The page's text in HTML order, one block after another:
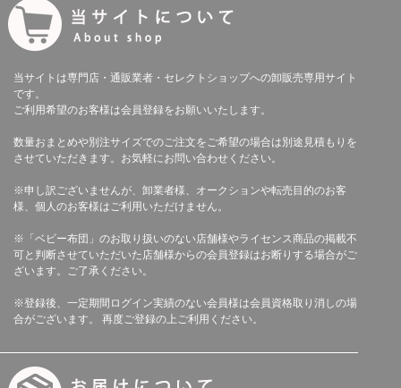
当サイトは専門店・通販業者・セレクトショップへの卸販売専用サイト
です。
ご利用希望のお客様は会員登録をお願いいたします。
数量おまとめや別注サイズでのご注文をご希望の場合は別途見積もりを
させていただきます。お気軽にお問い合わせください。
※申し訳ございませんが、卸業者様、オークションや転売目的のお客
様、個人のお客様はご利用いただけません。
※「ベビー布団」のお取り扱いのない店舗様やライセンス商品の掲載不
可と判断させていただいた店舗様からの会員登録はお断りする場合がご
ざいます。ご了承ください。
※登録後、一定期間ログイン実績のない会員様は会員資格取り消しの場
合がございます。 再度ご登録の上ご利用ください。